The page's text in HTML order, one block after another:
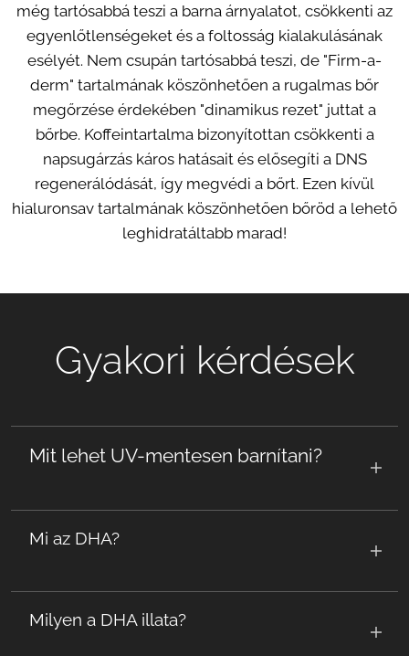
még tartósabbá teszi a barna árnyalatot, csökkenti az
egyenlőtlenségeket és a foltosság kialakulásának
esélyét. Nem csupán tartósabbá teszi, de "Firm-a-
derm" tartalmának köszönhetően a rugalmas bőr
megőrzése érdekében "dinamikus rezet" juttat a
bőrbe. Koffeintartalma bizonyítottan csökkenti a
napsugárzás káros hatásait és elősegíti a DNS
regenerálódását, így megvédi a bőrt. Ezen kívül
hialuronsav tartalmának köszönhetően bőröd a lehető
leghidratáltabb marad!
Gyakori kérdések
Mit lehet UV-mentesen barnítani?
testrészekre is lehet igény (pl. fej-nyak)
Mi az DHA?
(Dihydroxyacetone), amely a bőrben található
Milyen a DHA illata?